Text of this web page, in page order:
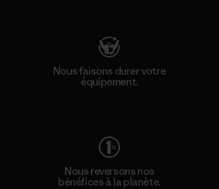
Nous faisons durer votre
équipement.
Nous reversons nos
bénéfices à la planète.